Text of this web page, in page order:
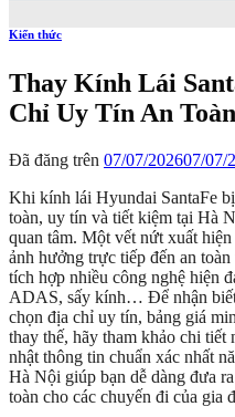
Kiến thức
Thay Kính Lái
Chỉ Uy Tín An
Đã đăng trên 07/07/202607/07/
Khi kính lái Hyundai SantaFe
toàn, uy tín và tiết kiệm tại Hà
quan tâm. Một vết nứt xuất
ảnh hưởng trực tiếp đến an
tích hợp nhiều công nghệ hiện
ADAS, sấy kính… Để nhận
chọn địa chỉ uy tín, bảng giá
thay thế, hãy tham khảo chi
nhật thông tin chuẩn xác nhất
Hà Nội giúp bạn dễ dàng đưa
toàn cho các chuyến đi của gia